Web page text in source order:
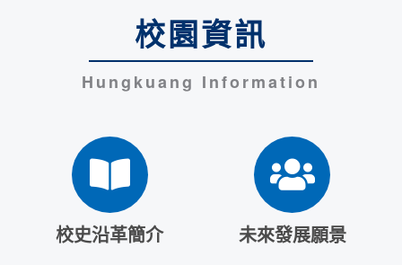
校園資訊
Hungkuang Information
校史沿革簡介 未來發展願景